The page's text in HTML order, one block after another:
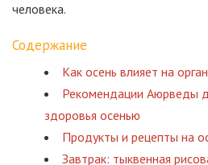
человека.
Содержание
Как осень влияет на
Рекомендации Аюрведы
здоровья осенью
Продукты и рецепты на
Завтрак: тыквенная